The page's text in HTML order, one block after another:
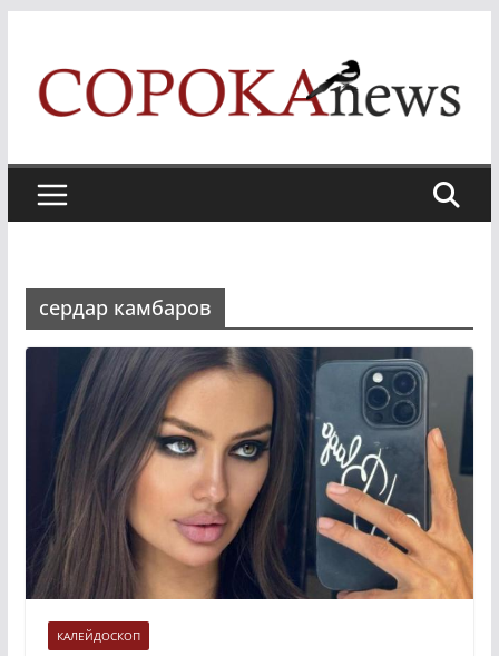
content
сердар камбаров
КАЛЕЙДОСКОП